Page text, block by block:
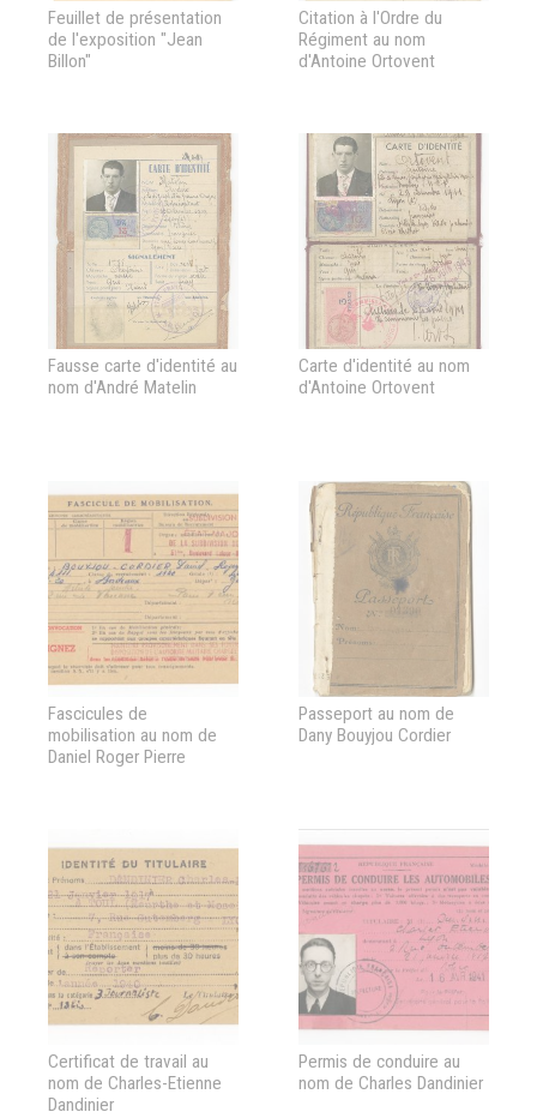
Feuillet de présentation
de l'exposition "Jean
Billon"
Citation à l'Ordre du
Régiment au nom
d'Antoine Ortovent
Fausse carte d'identité au
nom d'André Matelin
Carte d'identité au nom
d'Antoine Ortovent
Fascicules de
mobilisation au nom de
Daniel Roger Pierre
Passeport au nom de
Dany Bouyjou Cordier
Certificat de travail au
nom de Charles-Etienne
Dandinier
Permis de conduire au
nom de Charles Dandinier